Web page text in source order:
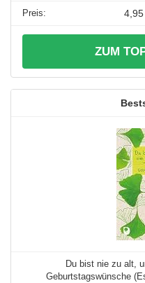
ZUM
Du bist nie zu alt,
Geburtstagswünsche